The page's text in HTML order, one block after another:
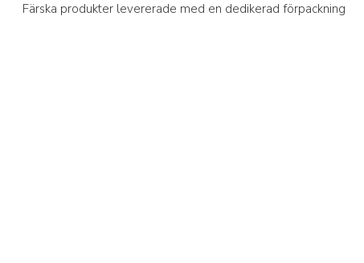
Färska produkter levererade med en dedikerad förpackning